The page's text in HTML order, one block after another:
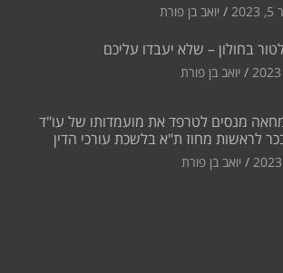
יואב בן פורת
בחולון – שלא יעבדו עליכם
יואב בן פורת
מחאה מנסים לטרפד את מועמדותו של עו"ד
לראשות מחוז ת"א בלשכת עורכי הדין
יואב בן פורת